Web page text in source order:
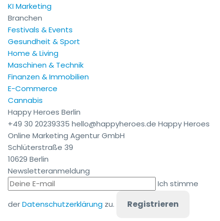
KI Marketing
Branchen
Festivals & Events
Gesundheit & Sport
Home & Living
Maschinen & Technik
Finanzen & Immobilien
E-Commerce
Cannabis
Happy Heroes Berlin
+49 30 20239335 hello@happyheroes.de Happy Heroes
Online Marketing Agentur GmbH
Schlüterstraße 39
10629 Berlin
Newsletteranmeldung
Ich stimme
derDatenschutzerklärung zu. Registrieren